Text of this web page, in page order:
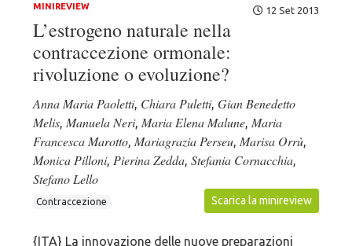
MINIREVIEW 12 Set 2013
L’estrogeno naturale nella
contraccezione ormonale:
rivoluzione o evoluzione?
Anna Maria Paoletti, Chiara Puletti, Gian Benedetto
Melis, Manuela Neri, Maria Elena Malune, Maria
Francesca Marotto, Mariagrazia Perseu, Marisa Orrù,
Monica Pilloni, Pierina Zedda, Stefania Cornacchia,
Stefano Lello
Contraccezione Scarica la minireview
{ITA} La innovazione delle nuove preparazioni